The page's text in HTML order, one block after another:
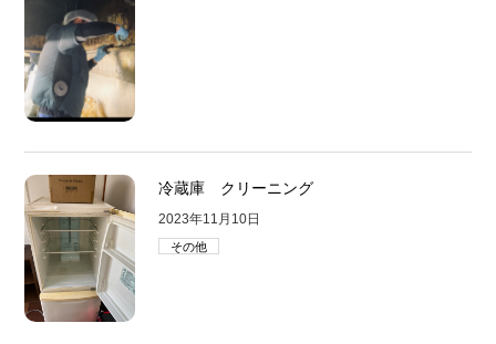
冷蔵庫 クリーニング
2023年11月10日
その他